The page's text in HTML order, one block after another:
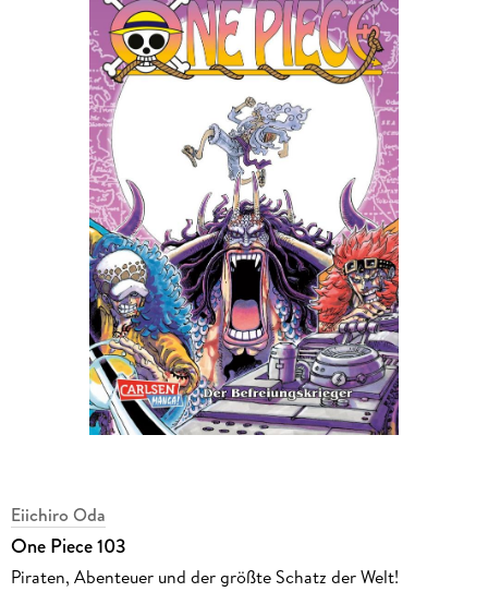
Eiichiro Oda
One Piece 103
Piraten, Abenteuer und der größte Schatz der Welt!